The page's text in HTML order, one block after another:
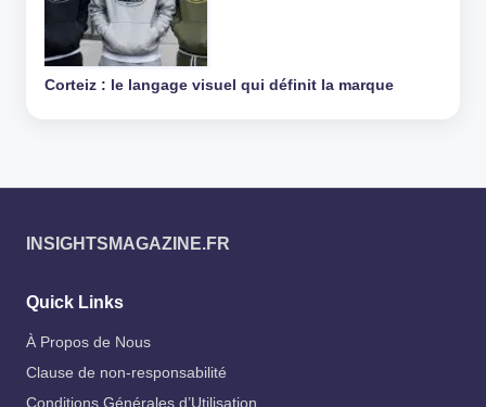
Corteiz : le langage visuel qui définit la marque
INSIGHTSMAGAZINE.FR
Quick Links
À Propos de Nous
Clause de non-responsabilité
Conditions Générales d’Utilisation